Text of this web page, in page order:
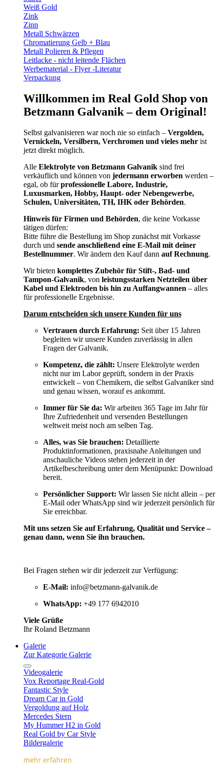
Weiß Gold
Zink
Zinn
Metall Schwärzen
Chromatierung Gelb + Blau
Metall Polieren & Pflegen
Leitlacke - nicht leitende Flächen
Werbematerial - Flyer -Literatur
Verpackung
Willkommen im Real Gold Shop von
Betzmann Galvanik – dem Original!
Selbst galvanisieren war noch nie so einfach – Vergolden,
Vernickeln, Versilbern, Verchromen und vieles mehr ist
jetzt direkt möglich.
Alle Elektrolyte von Betzmann Galvanik sind frei
verkäuflich und können von jedermann erworben werden –
egal, ob fürprofessionelle Labore, Industrie,
Luxusmarken, Hobby, Haupt- oder Nebengewerbe,
Schulen, Universitäten, TH, IHK oder Behörden.
Hinweis für Firmen und Behörden, die keine Vorkasse
tätigen dürfen:
Bitte führe die Bestellung im Shop zunächst mit Vorkasse
durch und sende anschließend eine E-Mail mit deiner
Bestellnummer. Wir ändern den Kauf dann auf Rechnung.
Wir bieten komplettes Zubehör für Stift-, Bad- und
Tampon-Galvanik, von leistungsstarken Netzteilen über
Kabel und Elektroden bis hin zu Auffangwannen – alles
für professionelle Ergebnisse.
Darum entscheiden sich unsere Kunden für uns
Vertrauen durch Erfahrung: Seit über 15 Jahren
begleiten wir unsere Kunden zuverlässig in allen
Fragen der Galvanik.
Kompetenz, die zählt: Unsere Elektrolyte werden
nicht nur im Labor geprüft, sondern in der Praxis
entwickelt – von Chemikern, die selbst Galvaniker sind
und genau wissen, worauf es ankommt.
Immer für Sie da: Wir arbeiten 365 Tage im Jahr für
Ihre Zufriedenheit und versenden Bestellungen
weltweit meist noch am selben Tag.
Alles, was Sie brauchen: Detaillierte
Produktinformationen, praxisnahe Anleitungen und
anschauliche Videos stehen jederzeit in der
Artikelbeschreibung unter dem Menüpunkt: Download
bereit.
Persönlicher Support: Wir lassen Sie nicht allein – per
E-Mail oder WhatsApp sind wir jederzeit persönlich für
Sie erreichbar.
Mit uns setzen Sie auf Erfahrung, Qualität und Service –
genau dann, wenn Sie ihn brauchen.
Bei Fragen stehen wir dir jederzeit zur Verfügung:
E-Mail: info@betzmann-galvanik.de
WhatsApp: +49 177 6942010
Viele Grüße
Ihr Roland Betzmann
Galerie
Zur Kategorie Galerie
Videogalerie
Vox Reportage Real-Gold
Fantastic Style
Dream Car in Gold
Vergoldung auf Holz
Mercedes Stern
My Hummer H2 in Gold
Real Gold by Car Style
Bildergalerie
mehr erfahren